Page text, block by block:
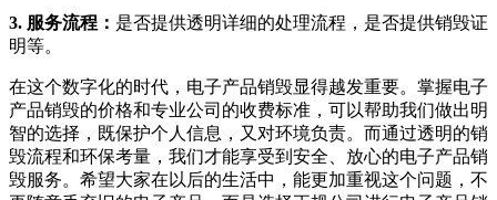
3. 服务流程： 是否提供透明详细的处理流程，是否提供销毁证
明等。
在这个数字化的时代，电子产品销毁显得越发重要。掌握电子
产品销毁的价格和专业公司的收费标准，可以帮助我们做出明
智的选择，既保护个人信息，又对环境负责。而通过透明的销
毁流程和环保考量，我们才能享受到安全、放心的电子产品销
毁服务。希望大家在以后的生活中，能更加重视这个问题，不